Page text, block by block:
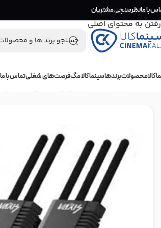
عبور به ناوبری
رفتن به محتوای اصلی
با مانظرسنجی مشتریان
کالامحصولاتبرندهاسینما کالا مگفرصت‌های شغلیتماس با ما